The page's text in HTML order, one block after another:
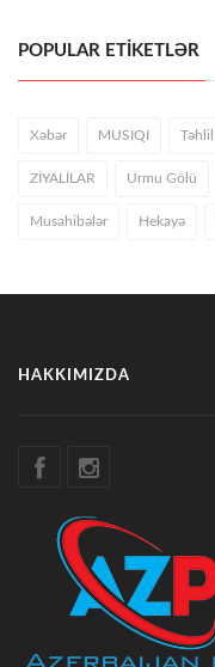
POPULAR ETİKETLƏR
Xəbər MUSIQI Təhlil
ZİYALİLAR Urmu Gölü
Musahibələr Hekayə
HAKKIMIZDA